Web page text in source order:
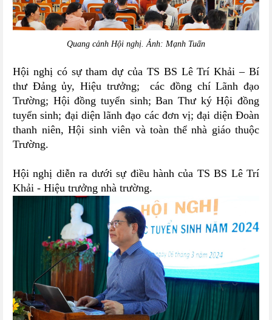
Quang cảnh Hội nghị. Ảnh: Mạnh Tuấn
Hội nghị có sự tham dự của TS BS Lê Trí Khải – Bí
thư Đảng ủy, Hiệu trưởng; các đồng chí Lãnh đạo
Trường; Hội đồng tuyển sinh; Ban Thư ký Hội đồng
tuyển sinh; đại diện lãnh đạo các đơn vị; đại diện Đoàn
thanh niên, Hội sinh viên và toàn thể nhà giáo thuộc
Trường.
Hội nghị diễn ra dưới sự điều hành của TS BS Lê Trí
Khải - Hiệu trưởng nhà trường.